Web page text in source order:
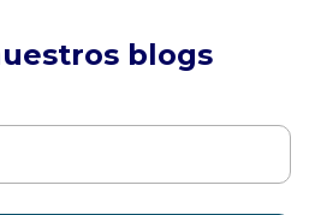
blogs